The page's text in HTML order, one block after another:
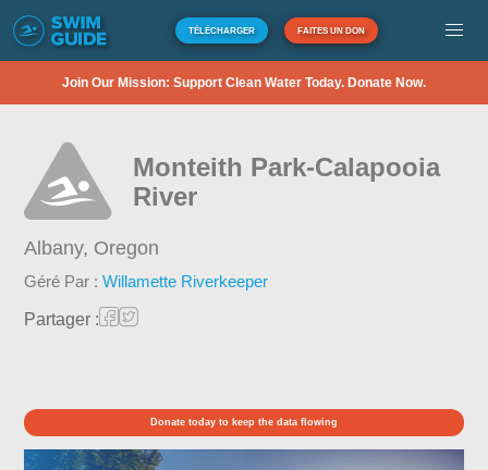
TÉLÉCHARGER FAITES UN DON
Join Our Mission: Support Clean Water Today. Donate Now.
Monteith Park-Calapooia
River
Albany, Oregon
Géré Par :Willamette Riverkeeper
Partager :
Donate today to keep the data flowing